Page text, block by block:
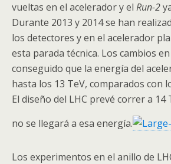
vueltas en el acelerador y el Run-2
Durante 2013 y 2014 se han
los detectores y en el acelerador
esta parada técnica. Los cambios
conseguido que la energía del
hasta los 13 TeV, comparados con
El diseño del LHC prevé correr a 14
no se llegará a esa energía.
Los experimentos en el anillo de